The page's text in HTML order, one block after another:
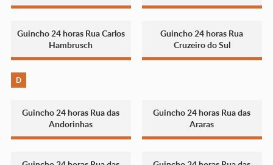
Guincho 24 horas Rua Carlos
Hambrusch
Guincho 24 horas Rua
Cruzeiro do Sul
D
Guincho 24 horas Rua das
Andorinhas
Guincho 24 horas Rua das
Araras